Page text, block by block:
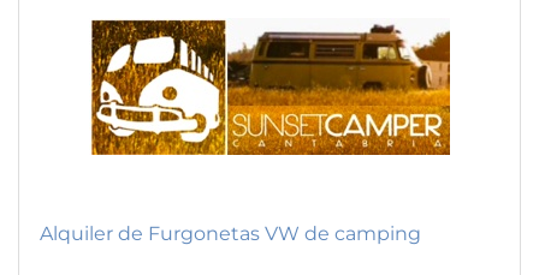
Alquiler de Furgonetas VW de camping